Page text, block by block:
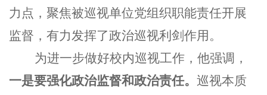
力点，聚焦被巡视单位党组织职能责任开展
监督，有力发挥了政治巡视利剑作用。
为进一步做好校内巡视工作，他强调，
一是要强化政治监督和政治责任。 巡视本质